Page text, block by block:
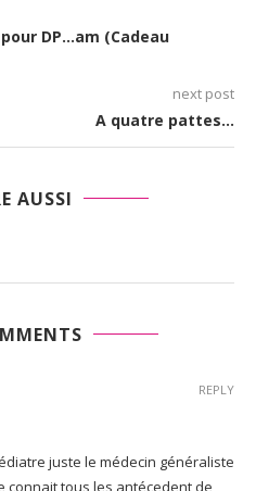
DP…am (Cadeau
next post
A quatre pattes…
AUSSI
juste le médecin généraliste
connait tous les antécedent de
REPLY